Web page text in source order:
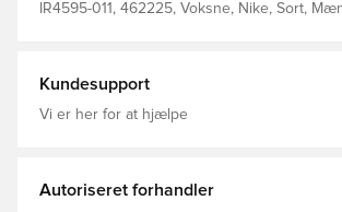
IR4595-011, 462225, Voksne, Nike, Sort,
Kundesupport
Vi er her for at hjælpe
Autoriseret forhandler